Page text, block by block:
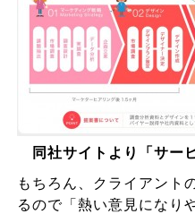
同社サイトより「サー
もちろん、クライアント
るので「熱い意見になり